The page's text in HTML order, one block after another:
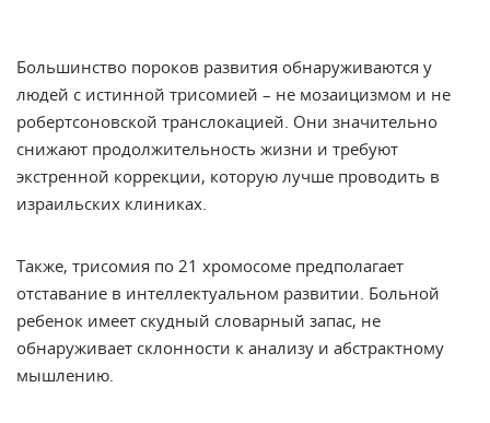
Большинство пороков развития обнаруживаются у
людей с истинной трисомией – не мозаицизмом и не
робертсоновской транслокацией. Они значительно
снижают продолжительность жизни и требуют
экстренной коррекции, которую лучше проводить в
израильских клиниках.
Также, трисомия по 21 хромосоме предполагает
отставание в интеллектуальном развитии. Больной
ребенок имеет скудный словарный запас, не
обнаруживает склонности к анализу и абстрактному
мышлению.